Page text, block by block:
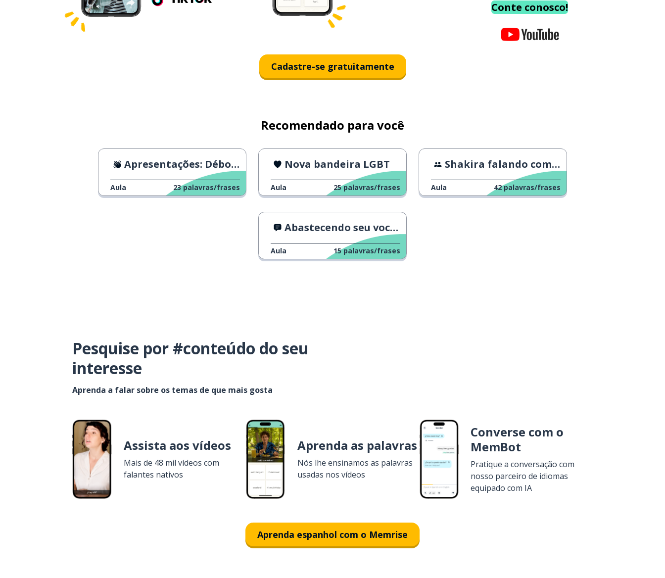
Conte conosco!
Cadastre-se gratuitamente
Recomendado para você
Apresentações: Débora
Aula 23 palavras/frases
Nova bandeira LGBT
Aula 25 palavras/frases
Shakira falando como uma espanhola
Aula 42 palavras/frases
Abastecendo seu vocabulário: Cores
Aula 15 palavras/frases
Pesquise por #conteúdo do seu
interesse
Aprenda a falar sobre os temas de que mais gosta
Assista aos vídeos
Mais de 48 mil vídeos com
falantes nativos
Aprenda as palavras
Nós lhe ensinamos as palavras
usadas nos vídeos
Converse com o
MemBot
Pratique a conversação com
nosso parceiro de idiomas
equipado com IA
Aprenda espanhol com o Memrise